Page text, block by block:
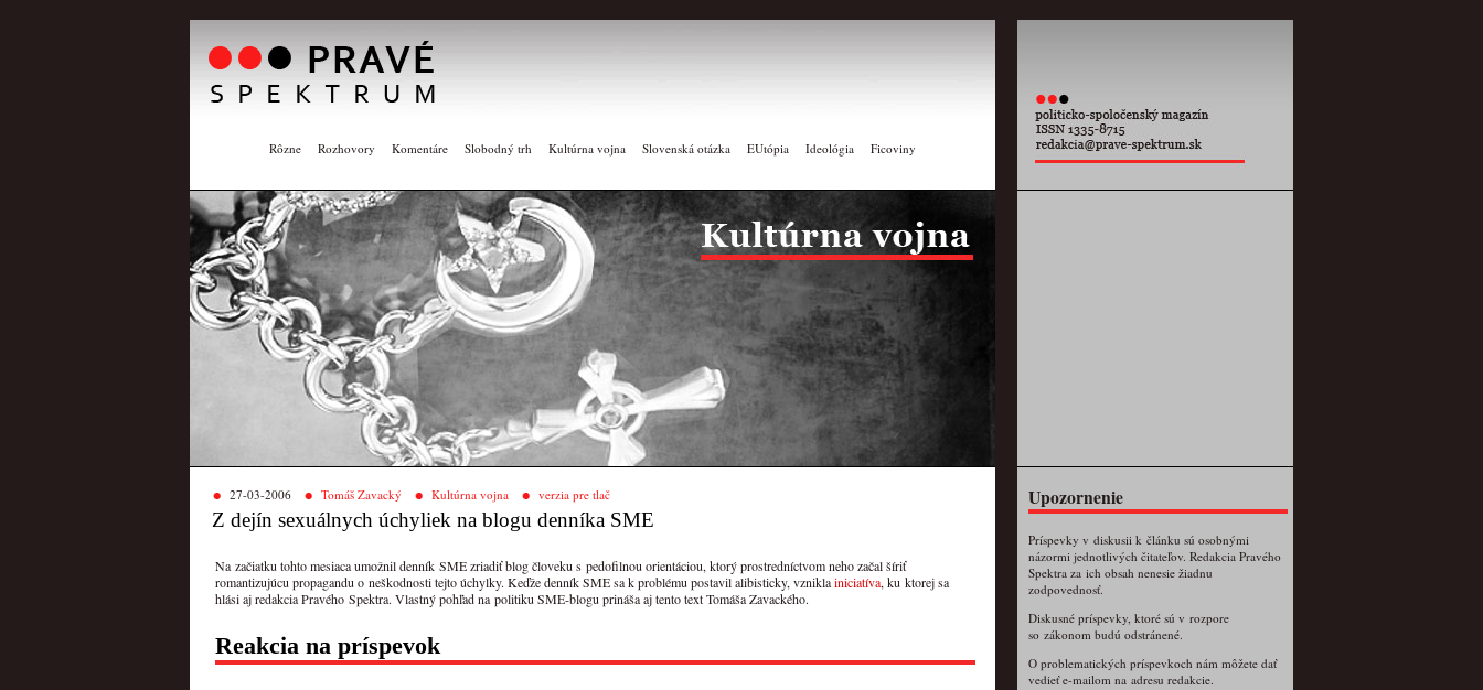
Rôzne Rozhovory Komentáre Slobodný trh Kultúrna vojna Slovenská otázka EUtópia Ideológia Ficoviny
27-03-2006 Tomáš Zavacký Kultúrna vojna verzia pre tlač
Z dejín sexuálnych úchyliek na blogu denníka SME
Na začiatku tohto mesiaca umožnil denník SME zriadiť blog človeku s pedofilnou orientáciou, ktorý prostredníctvom neho začal šíriť
romantizujúcu propagandu o neškodnosti tejto úchylky. Keďže denník SME sa k problému postavil alibisticky, vzniklainiciatíva, ku ktorej sa
hlási aj redakcia Pravého Spektra. Vlastný pohľad na politiku SME-blogu prináša aj tento text Tomáša Zavackého.
Reakcia na príspevok
Upozornenie
Príspevky v diskusii k článku sú osobnými
názormi jednotlivých čitateľov. Redakcia Pravého
Spektra za ich obsah nenesie žiadnu
zodpovednosť.
Diskusné príspevky, ktoré sú v rozpore
so zákonom budú odstránené.
O problematických príspevkoch nám môžete dať
vedieť e-mailom na adresu redakcie.